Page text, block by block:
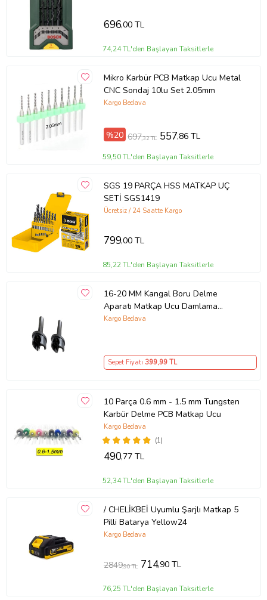
Tomax Bi-Metal Panç 89 mm, ahşap işlemelerde profesyonel
sonuçlar almak isteyenler için ideal bir araçtır. Dayanıklılığı, çok
yönlülüğü ve keskinliği sayesinde birçok farklı uygulamada
kullanılabilir.
Ürün Kodu: kcm67989874
696,00 TL
74,24 TL'den Başlayan Taksitlerle
Mikro Karbür PCB Matkap Ucu Metal
CNC Sondaj 10lu Set 2.05mm
Kargo Bedava
%20 697,32 TL 557,86 TL
59,50 TL'den Başlayan Taksitlerle
SGS 19 PARÇA HSS MATKAP UÇ
SETİ SGS1419
Ücretsiz / 24 Saatte Kargo
799,00 TL
85,22 TL'den Başlayan Taksitlerle
16-20 MM Kangal Boru Delme
Aparatı Matkap Ucu Damlama
Sulama Plastik Boru Delme
Kargo Bedava
Sepet Fiyatı 399,99 TL
10 Parça 0.6 mm - 1.5 mm Tungsten
Karbür Delme PCB Matkap Ucu
(1)
Kargo Bedava
490,77 TL
52,34 TL'den Başlayan Taksitlerle
/ CHELİKBEİ Uyumlu Şarjlı Matkap 5
Pilli Batarya Yellow24
Kargo Bedava
2849,90 TL 714,90 TL
76,25 TL'den Başlayan Taksitlerle